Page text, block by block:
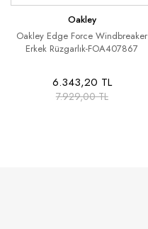
Oakley
Oakley Edge Force Windbreaker
Erkek Rüzgarlık-FOA407867
6.343,20 TL
7.929,00 TL